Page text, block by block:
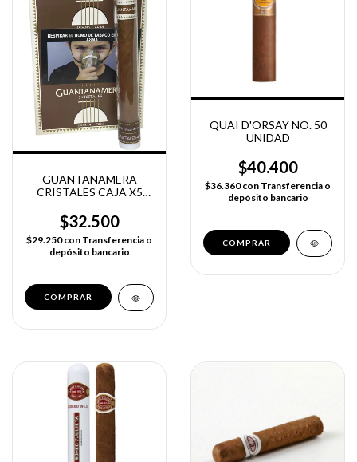
GUANTANAMERA
CRISTALES CAJA X5
$32.500
$29.250con Transferencia o
depósito bancario
QUAI D'ORSAY NO. 50
UNIDAD
$40.400
$36.360con Transferencia o
depósito bancario